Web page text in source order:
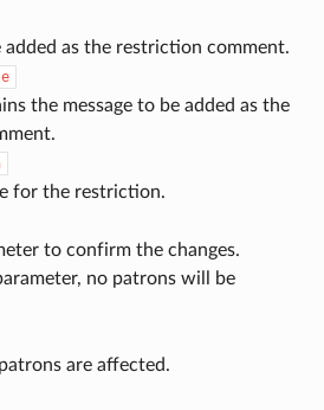
added as the restriction comment.
the message to be added as the
for the restriction.
to confirm the changes.
no patrons will be
are affected.